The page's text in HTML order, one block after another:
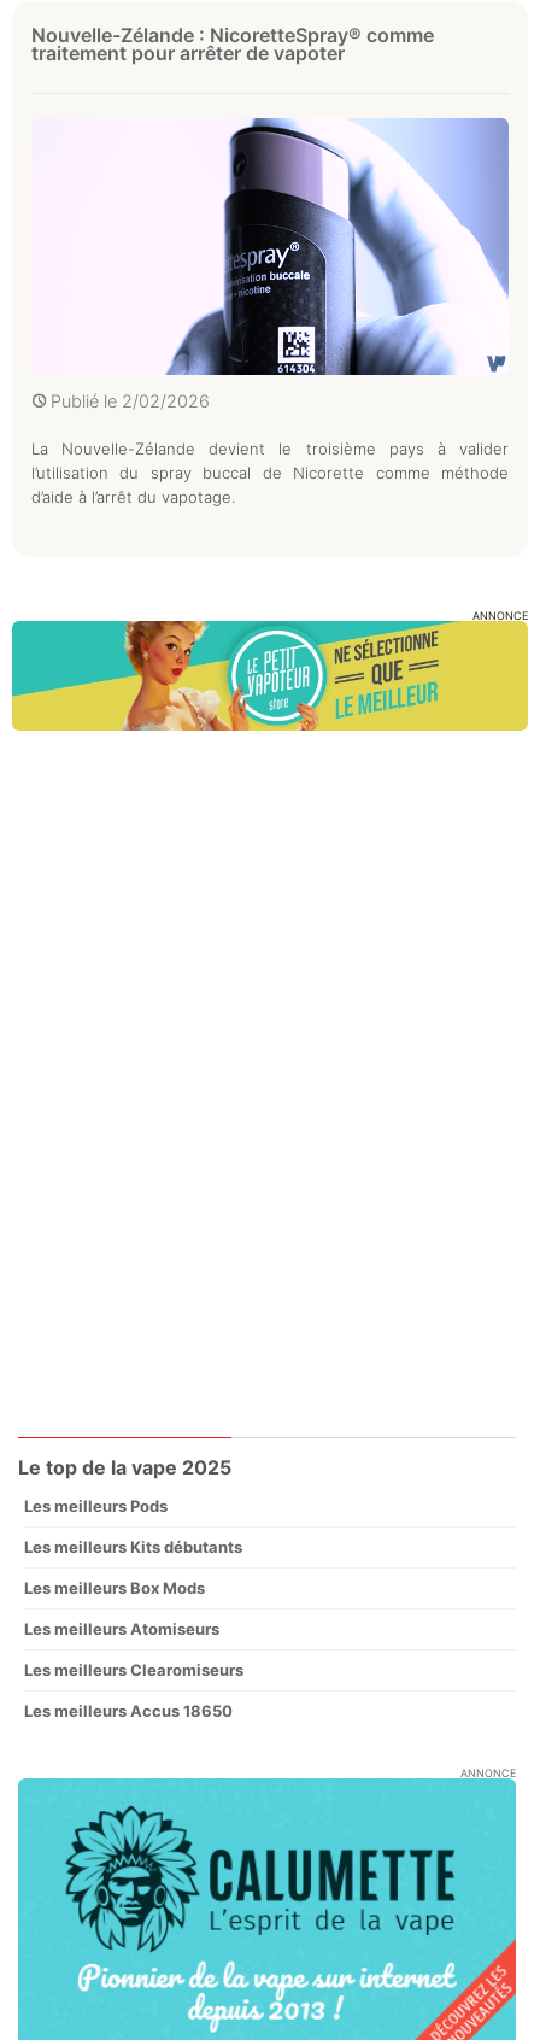
Nouvelle-Zélande : NicoretteSpray® comme
traitement pour arrêter de vapoter
Publié le 2/02/2026
La Nouvelle-Zélande devient le troisième pays à valider
l’utilisation du spray buccal de Nicorette comme méthode
d’aide à l’arrêt du vapotage.
ANNONCE
Le top de la vape 2025
Les meilleurs Pods
Les meilleurs Kits débutants
Les meilleurs Box Mods
Les meilleurs Atomiseurs
Les meilleurs Clearomiseurs
Les meilleurs Accus 18650
ANNONCE